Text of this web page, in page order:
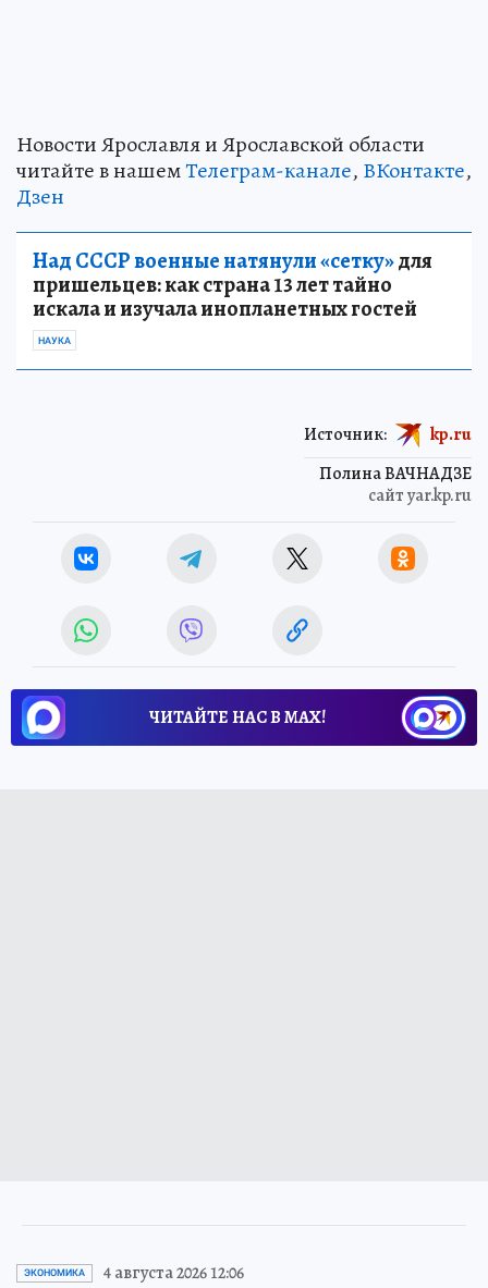
Новости Ярославля и Ярославской области
читайте в нашемТелеграм-канале, ВКонтакте,
Дзен
Над СССР военные натянули «сетку»для
пришельцев: как страна 13 лет тайно
искала и изучала инопланетных гостей
НАУКА
Полина ВАЧНАДЗЕ
сайт yar.kp.ru
Источник: kp.ru
ЧИТАЙТЕ НАС В МАХ!
ЭКОНОМИКА 4 августа 2026 12:06